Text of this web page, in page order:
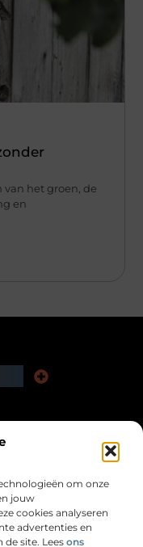
om onze
jouw
cookies analyseren
advertenties en
site. Lees ons
het groen, de
en
dagelijks leven